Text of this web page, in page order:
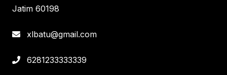
Jatim 60198
xlbatu@gmail.com
6281233333339